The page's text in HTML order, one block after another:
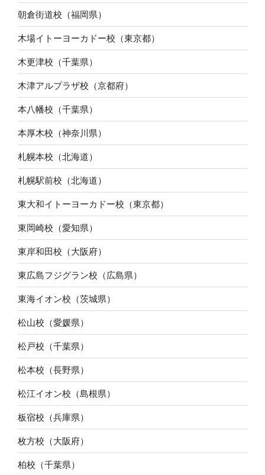
朝倉街道校（福岡県）
木場イトーヨーカドー校（東京都）
木更津校（千葉県）
木津アルプラザ校（京都府）
本八幡校（千葉県）
本厚木校（神奈川県）
札幌本校（北海道）
札幌駅前校（北海道）
東大和イトーヨーカドー校（東京都）
東岡崎校（愛知県）
東岸和田校（大阪府）
東広島フジグラン校（広島県）
東海イオン校（茨城県）
松山校（愛媛県）
松戸校（千葉県）
松本校（長野県）
松江イオン校（島根県）
板宿校（兵庫県）
枚方校（大阪府）
柏校（千葉県）